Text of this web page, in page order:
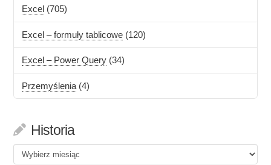
Excel (705)
Excel – formuły tablicowe (120)
Excel – Power Query (34)
Przemyślenia (4)
Historia
Historia